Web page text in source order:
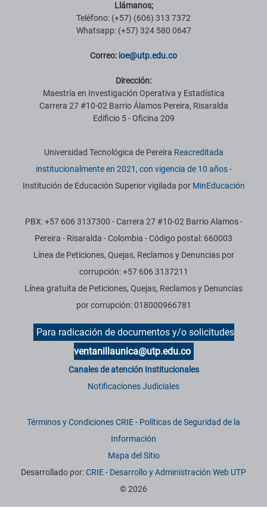
Llámanos;
Teléfono: (+57) (606) 313 7372
Whatsapp: (+57) 324 580 0647
Correo: ioe@utp.edu.co
Dirección:
Maestría en Investigación Operativa y Estadística
Carrera 27 #10-02 Barrio Álamos Pereira, Risaralda
Edificio 5 - Oficina 209
Información institucional
Universidad Tecnológica de Pereira Reacreditada
institucionalmente en 2021, con vigencia de 10 años-
Institución de Educación Superior vigilada por MinEducación
PBX: +57 606 3137300 - Carrera 27 #10-02 Barrio Alamos -
Pereira - Risaralda - Colombia - Código postal: 660003
Línea de Peticiones, Quejas, Reclamos y Denuncias por
corrupción: +57 606 3137211
Línea gratuita de Peticiones, Quejas, Reclamos y Denuncias
por corrupción: 018000966781
Para radicación de documentos y/o solicitudes
ventanillaunica@utp.edu.co
Canales de atención Institucionales
Notificaciones Judiciales
Términos y Condiciones CRIE- Políticas de Seguridad de la
Información
Mapa del Sitio
Desarrollado por:CRIE - Desarrollo y Administración Web UTP
© 2026